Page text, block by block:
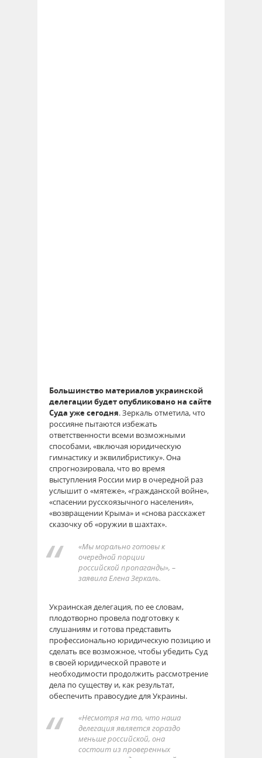
Большинство материалов украинской
делегации будет опубликовано на сайте
Суда уже сегодня. Зеркаль отметила, что
россияне пытаются избежать
ответственности всеми возможными
способами, «включая юридическую
гимнастику и эквилибристику». Она
спрогнозировала, что во время
выступления России мир в очередной раз
услышит о «мятеже», «гражданской войне»,
«спасении русскоязычного населения»,
«возвращении Крыма» и «снова расскажет
сказочку об «оружии в шахтах».
«Мы морально готовы к
очередной порции
российской пропаганды», –
заявила Елена Зеркаль.
Украинская делегация, по ее словам,
плодотворно провела подготовку к
слушаниям и готова представить
профессионально юридическую позицию и
сделать все возможное, чтобы убедить Суд
в своей юридической правоте и
необходимости продолжить рассмотрение
дела по существу и, как результат,
обеспечить правосудие для Украины.
«Несмотря на то, что наша
делегация является гораздо
меньше российской, она
состоит из проверенных